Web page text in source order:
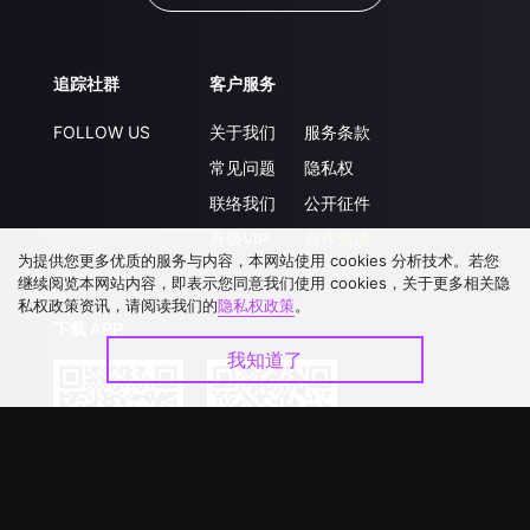
追踪社群
FOLLOW US
客户服务
关于我们
常见问题
联络我们
服务条款
隐私权
公开征件
为提供您更多优质的服务与内容，本网站使用 cookies 分析技术。若您
继续阅览本网站内容，即表示您同意我们使用 cookies，关于更多相关隐
私权政策资讯，请阅读我们的隐私权政策。
我知道了